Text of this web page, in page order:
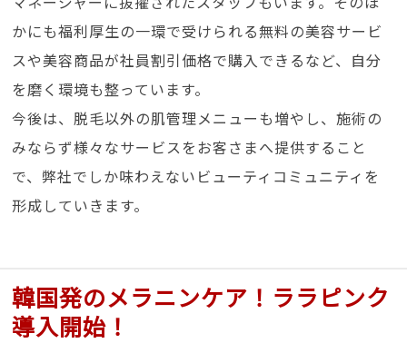
かにも福利厚生の一環で受けられる無料の美容サービ
スや美容商品が社員割引価格で購入できるなど、自分
を磨く環境も整っています。
今後は、脱毛以外の肌管理メニューも増やし、施術の
みならず様々なサービスをお客さまへ提供すること
で、弊社でしか味わえないビューティコミュニティを
形成していきます。
韓国発のメラニンケア！ララピンク
導入開始！